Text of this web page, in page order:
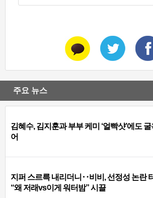
주요 뉴스
김혜수, 김지훈과 부부 케미 ‘얼빡샷’에도
어
지퍼 스르륵 내리더니‥비비, 선정성 논란
“왜 저래vs이게 워터밤” 시끌